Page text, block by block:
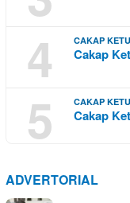
4 CAKAP
Cakap
5 CAKAP
Cakap
ADVERTORIAL